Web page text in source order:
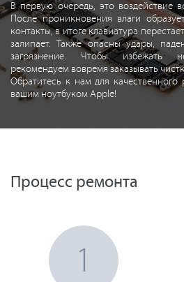
В первую очередь, это воздействие
После проникновения влаги
контакты, в итоге клавиатура
залипает. Также опасны удары,
загрязнение. Чтобы избежать
рекомендуем вовремя заказывать
Обратитесь к нам для
вашим ноутбуком Apple!
Процесс ремонта
1